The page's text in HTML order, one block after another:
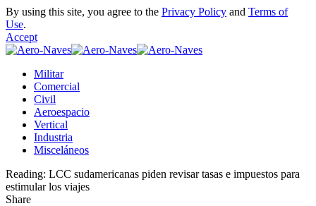
By using this site, you agree to the Privacy Policy and Terms of
Use.
Accept
Militar
Comercial
Civil
Aeroespacio
Vertical
Industria
Misceláneos
Reading: LCC sudamericanas piden revisar tasas e impuestos para
estimular los viajes
Share